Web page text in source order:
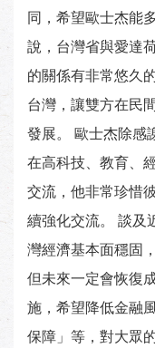
同，希望歐士杰能
說，台灣省與愛達
的關係有非常悠久
台灣，讓雙方在民
發展。 歐士杰除感
在高科技、教育、
交流，他非常珍惜
續強化交流。 談及
灣經濟基本面穩固
但未來一定會恢復
施，希望降低金融
保障」等，對大眾